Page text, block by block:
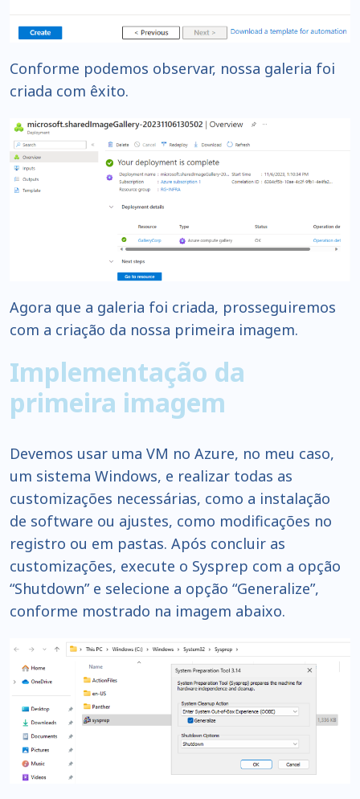
Conforme podemos observar, nossa galeria foi
criada com êxito.
Agora que a galeria foi criada, prosseguiremos
com a criação da nossa primeira imagem.
Implementação da
primeira imagem
Devemos usar uma VM no Azure, no meu caso,
um sistema Windows, e realizar todas as
customizações necessárias, como a instalação
de software ou ajustes, como modificações no
registro ou em pastas. Após concluir as
customizações, execute o Sysprep com a opção
“Shutdown” e selecione a opção “Generalize”,
conforme mostrado na imagem abaixo.